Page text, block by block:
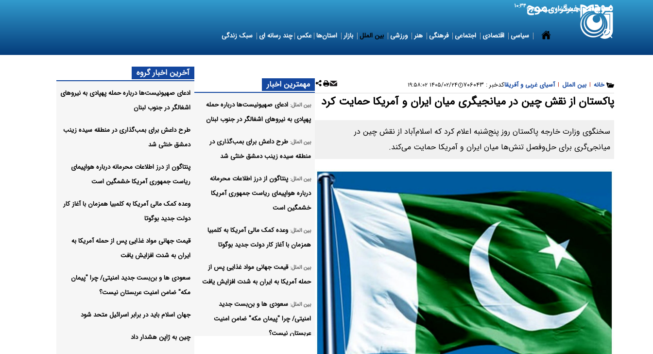
8 August 2026 شنبه ۱۷ مرداد ۱۴۰۵ ۱۰:۳۴
سیاسی اقتصادی اجتماعی فرهنگی هنر ورزشی بین الملل بازار استان‌ها عکس چند رسانه ای سبک زندگی
خانه | بین الملل | آسیای غربی و آفریقاکدخبر : ۷۰۶۰۴۳ ۱۴۰۵/۰۲/۲۴ ۱۹:۵۸:۰۲
پاکستان از نقش چین در میانجیگری میان ایران و آمریکا حمایت کرد
سخنگوی وزارت خارجه پاکستان روز پنج‌شنبه اعلام کرد که اسلام‌آباد از نقش چین در
میانجی‌گری برای حل‌وفصل تنش‌ها میان ایران و آمریکا حمایت می‌کند.
مهمترین اخبار
بین الملل: ادعای صهیونیست‌ها درباره حمله
پهپادی به نیروهای اشغالگر در جنوب لبنان
بین الملل: طرح داعش برای بمب‌گذاری در
منطقه سیده زینب دمشق خنثی شد
بین الملل: پنتاگون از درز اطلاعات محرمانه
درباره هواپیمای ریاست جمهوری آمریکا
خشمگین است
بین الملل: وعده کمک مالی آمریکا به کلمبیا
همزمان با آغاز کار دولت جدید بوگوتا
بین الملل: قیمت جهانی مواد غذایی پس از
حمله آمریکا به ایران به شدت افزایش یافت
بین الملل: سعودی ها و بن‌بست جدید
امنیتی/ چرا "پیمان مکه" ضامن امنیت
عربستان نیست؟
آخرین اخبار گروه
ادعای صهیونیست‌ها درباره حمله پهپادی به نیروهای
اشغالگر در جنوب لبنان
طرح داعش برای بمب‌گذاری در منطقه سیده زینب
دمشق خنثی شد
پنتاگون از درز اطلاعات محرمانه درباره هواپیمای
ریاست جمهوری آمریکا خشمگین است
وعده کمک مالی آمریکا به کلمبیا همزمان با آغاز کار
دولت جدید بوگوتا
قیمت جهانی مواد غذایی پس از حمله آمریکا به
ایران به شدت افزایش یافت
سعودی ها و بن‌بست جدید امنیتی/ چرا "پیمان
مکه" ضامن امنیت عربستان نیست؟
جهان اسلام باید در برابر اسرائیل متحد شود
چین به ژاپن هشدار داد